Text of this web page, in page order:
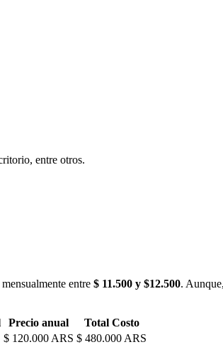
entre otros.
entre $ 11.500 y $12.500.
Precio anual
Total Costo
$ 120.000 ARS $ 480.000 ARS